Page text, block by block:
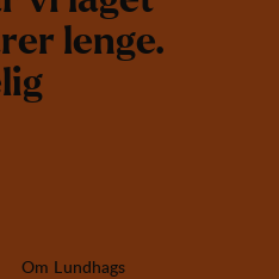
rer lenge.
lig
Om Lundhags